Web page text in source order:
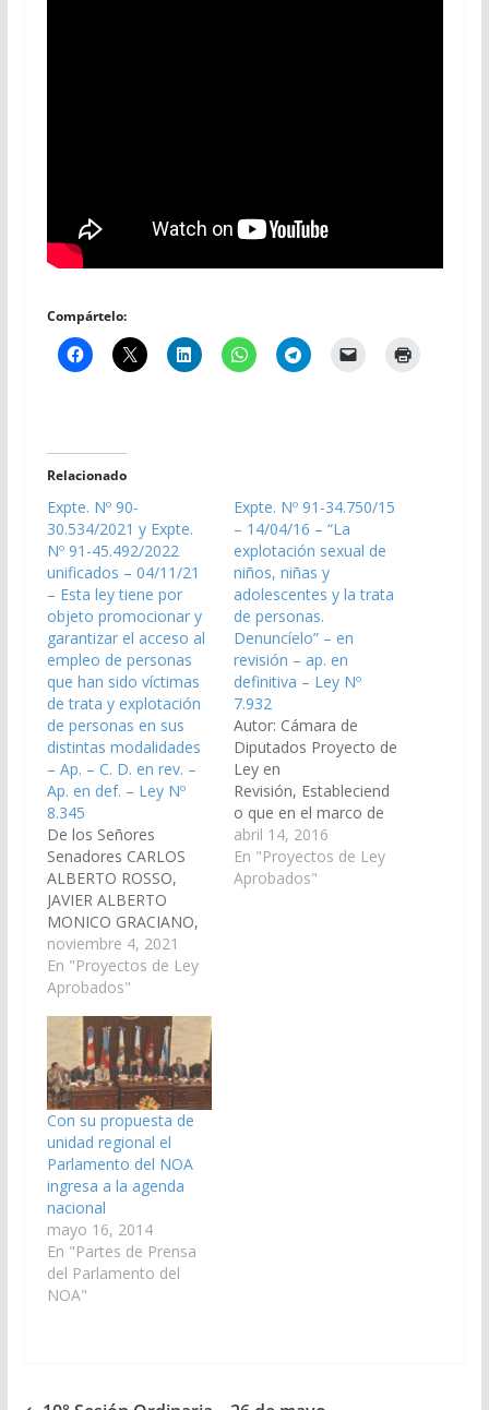
Compártelo:
Relacionado
Expte. Nº 90-
30.534/2021 y Expte.
Nº 91-45.492/2022
unificados – 04/11/21
– Esta ley tiene por
objeto promocionar y
garantizar el acceso al
empleo de personas
que han sido víctimas
de trata y explotación
de personas en sus
distintas modalidades
– Ap. – C. D. en rev. –
Ap. en def. – Ley Nº
8.345
De los Señores
Senadores CARLOS
ALBERTO ROSSO,
JAVIER ALBERTO
MONICO GRACIANO,
MASHUR LAPAD,
DANI RAUL NOLASCO
y CARLOS NICOLAS
tiene por objeto
promocionar y
garantizar el acceso al
empleo de personas
que han sido víctimas
de trata y explotación
de personas en sus
distintas modalidades,
reconocidas por…
noviembre 4, 2021
En "Proyectos de Ley
Aprobados"
Expte. Nº 91-34.750/15
– 14/04/16 – “La
explotación sexual de
niños, niñas y
adolescentes y la trata
de personas.
Denuncíelo” – en
revisión – ap. en
definitiva – Ley Nº
7.932
Autor: Cámara de
Diputados Proyecto de
Ley en
Revisión, Estableciend
o que en el marco de
la Ley Nacional 27.046,
se establece la
obligación de exhibir
abril 14, 2016
En "Proyectos de Ley
Aprobados"
Con su propuesta de
unidad regional el
Parlamento del NOA
ingresa a la agenda
nacional
mayo 16, 2014
En "Partes de Prensa
del Parlamento del
NOA"